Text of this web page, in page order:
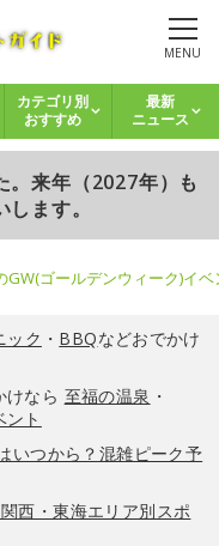
MENU
カテゴリ別
おすすめ
最新
ニュース
。来年（2027年）も
ます。
GW(ゴールデンウィーク)イ
ック ・ BBQなどおでかけ
けなら 至福の温泉 ・
ト
いつから？混雑ピーク予
西・東海エリア別スポ